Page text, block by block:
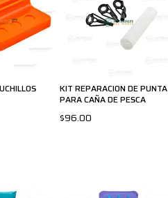
KIT REPARACION DE PUNTA
PARA CAÑA DE PESCA
$96.00